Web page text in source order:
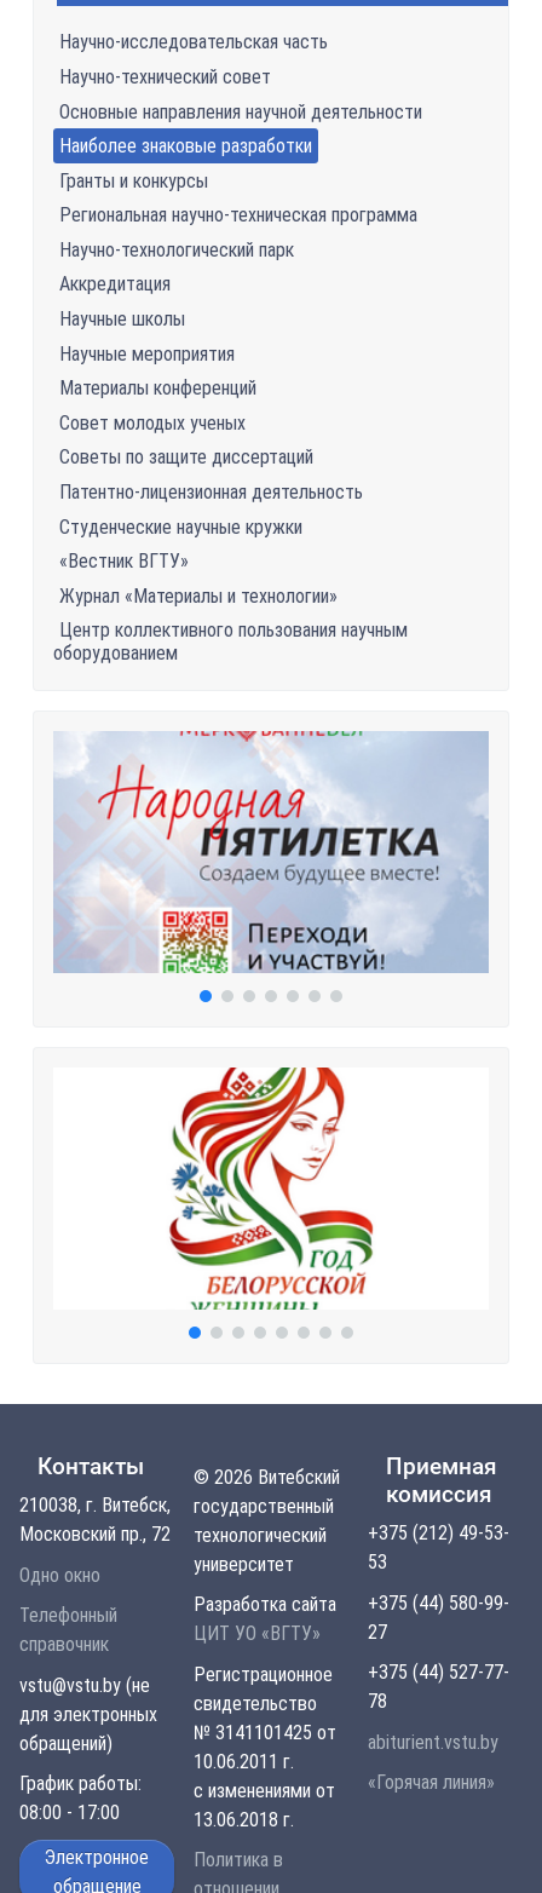
Научно-исследовательская часть
Научно-технический совет
Основные направления научной деятельности
Наиболее знаковые разработки
Гранты и конкурсы
Региональная научно-техническая программа
Научно-технологический парк
Аккредитация
Научные школы
Научные мероприятия
Материалы конференций
Совет молодых ученых
Советы по защите диссертаций
Патентно-лицензионная деятельность
Студенческие научные кружки
«Вестник ВГТУ»
Журнал «Материалы и технологии»
Центр коллективного пользования научным
оборудованием
Контакты
210038, г. Витебск,
Московский пр., 72
Одно окно
Телефонный
справочник
vstu@vstu.by (не
для электронных
обращений)
График работы:
08:00 - 17:00
Электронное
обращение
© 2026 Витебский
государственный
технологический
университет
Разработка сайта
ЦИТ УО «ВГТУ»
Регистрационное
свидетельство
№ 3141101425 от
10.06.2011 г.
с изменениями от
13.06.2018 г.
Политика в
Приемная
комиссия
+375 (212) 49-53-
53
+375 (44) 580-99-
27
+375 (44) 527-77-
78
abiturient.vstu.by
«Горячая линия»